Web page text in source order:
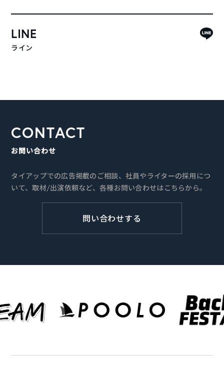
LINE
ライン
CONTACT
お問い合わせ
タイアップでの広告掲載のご相談、社員やライターの採用につ
いて、取材/出演依頼など、各種お問い合わせはこちらから。
問い合わせする